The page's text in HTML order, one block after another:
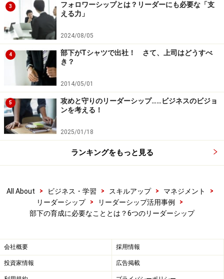
よく野球選手は「3割30本30盗塁」と目標を定量化しま
す。また、「夢に日付をつける」という表現があります
が、自分の目標に日付をつけて具体化することの有効性
を説いています。成功している人ほど、定量化されて期
限まで設けられた具体的な目標を持っています。これは
組織においても同じことがいえるでしょう。
目標・目的を明確化することで、
到達点が具体的なため、その達成に向けての戦略も
具体化される
がしやすく、成長実感を得やすい）
最後に、目標を達成するためには、そこにエネルギーを
集中させる必要があります。あれもこれもと手を出して
3
フォロワーシップとは？リーダーにも必要な「支
える力」
2024/08/05
4
部下がTシャツで出社！ さて、上司はどうすべ
き？
2014/05/01
5
攻めと守りのリーダーシップ……ビジネスのビジョ
ンを考える！
2025/01/18
ランキングをもっと見る
All About > ビジネス・学習 > スキルアップ > マネジメント
>
リーダーシップ
> リーダーシップ活用事例
>
部下の育成に必要なこととは？6つのリーダーシップ
会社概要 採用情報
投資家情報 広告掲載